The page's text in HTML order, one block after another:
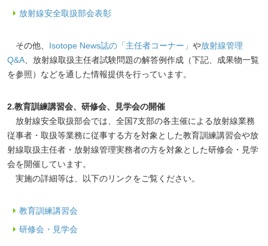
放射線安全取扱部会表彰
その他、 Isotope News誌の「主任者コーナー」 や放射線管理
Q&A 、放射線取扱主任者試験問題の解答例作成（下記、成果物一覧
を参照）などを通した情報提供を行っています。
2.教育訓練講習会、研修会、見学会の開催
放射線安全取扱部会では、全国7支部の各主催による放射線業務
従事者・取扱等業務に従事する方を対象とした教育訓練講習会や放
射線取扱主任者・放射線管理実務者の方を対象とした研修会・見学
会を開催しています。
実施の詳細等は、以下のリンクをご覧ください。
教育訓練講習会
研修会・見学会